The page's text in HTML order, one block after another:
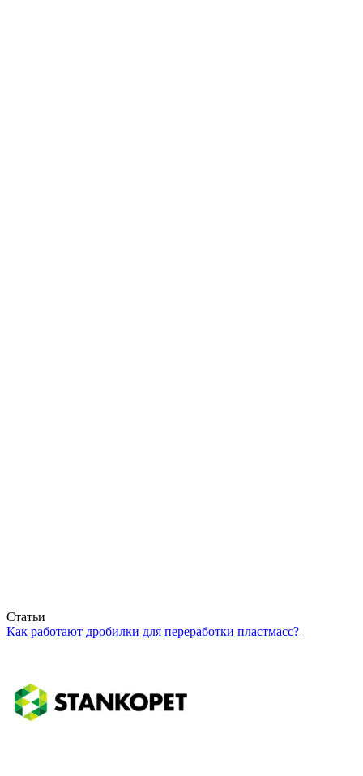
Статьи
Как работают дробилки для переработки пластмасс?